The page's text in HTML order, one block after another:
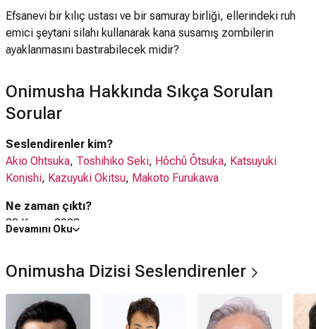
Efsanevi bir kılıç ustası ve bir samuray birliği, ellerindeki ruh
emici şeytani silahı kullanarak kana susamış zombilerin
ayaklanmasını bastırabilecek midir?
Onimusha Hakkında Sıkça Sorulan
Sorular
Seslendirenler kim?
Akio Ohtsuka, Toshihiko Seki, Hôchû Ôtsuka, Katsuyuki
Konishi, Kazuyuki Okitsu, Makoto Furukawa
Ne zaman çıktı?
02 Kasım 2023
Onimusha dizisi Japonya 'da çekilmiştir.
Onimusha dizisi hangi tür?
Animasyon
,Aksiyon Bilim Kurgu
Devamını Oku
Onimusha Dizisi Seslendirenler